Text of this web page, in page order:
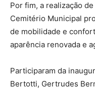
Por fim, a realização
Cemitério Municipal
de mobilidade e
aparência renovada e
Participaram da
Bertotti, Gertrudes